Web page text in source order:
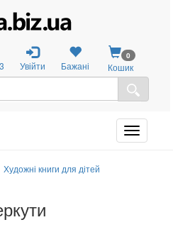
Увійти Бажані
0
Кошик
Художні книги для дітей